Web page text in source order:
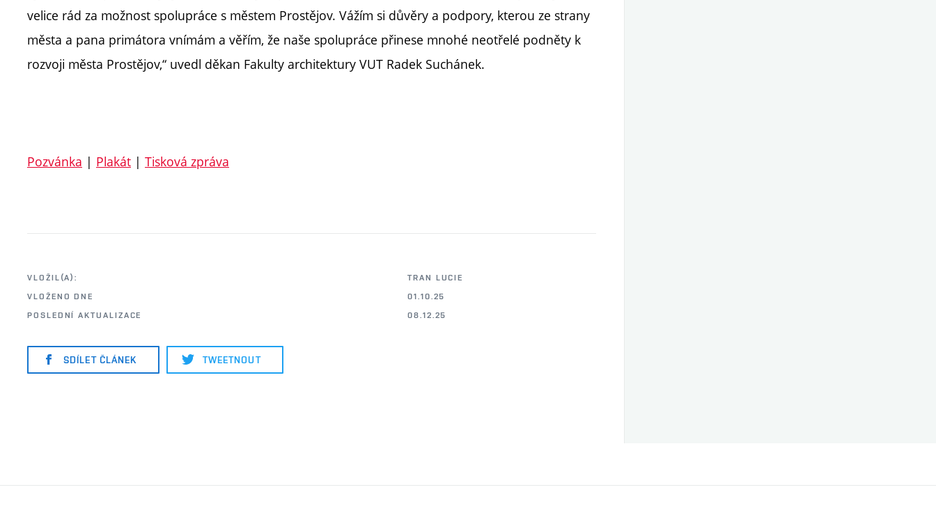
velice rád za možnost spolupráce s městem Prostějov. Vážím si důvěry a podpory, kterou ze strany
města a pana primátora vnímám a věřím, že naše spolupráce přinese mnohé neotřelé podněty k
rozvoji města Prostějov,“ uvedl děkan Fakulty architektury VUT Radek Suchánek.
Pozvánka | Plakát | Tisková zpráva
VLOŽIL(A):
TRAN LUCIE
VLOŽENO DNE
01.10.25
POSLEDNÍ AKTUALIZACE
08.12.25
SDÍLET ČLÁNEK TWEETNOUT